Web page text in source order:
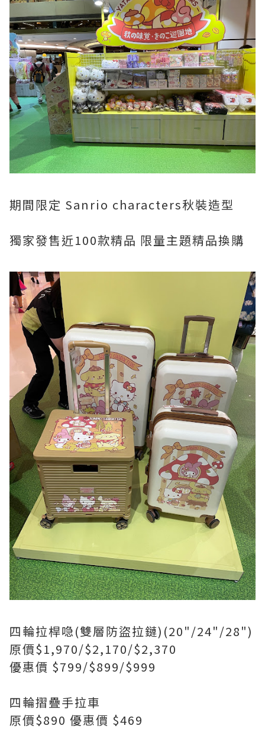
期間限定 Sanrio characters秋裝造型
獨家發售近100款精品 限量主題精品換購
四輪拉桿喼(雙層防盜拉鏈)(20"/24"/28")
原價$1,970/$2,170/$2,370
優惠價 $799/$899/$999
四輪摺疊手拉車
原價$890 優惠價 $469